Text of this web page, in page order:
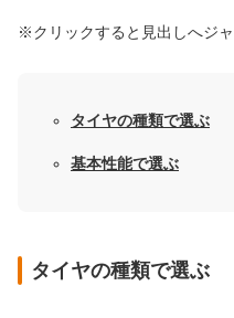
※クリックすると見出しへジ
タイヤの種類で選ぶ
基本性能で選ぶ
タイヤの種類で選ぶ